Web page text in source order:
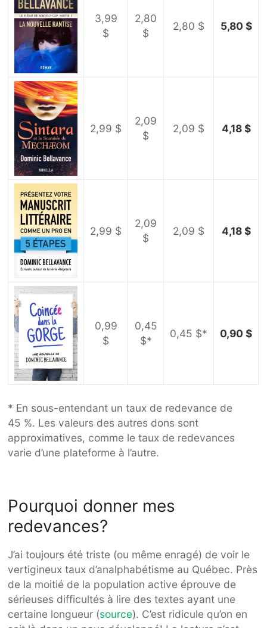
3,99
$
2,80
$
2,80 $ 5,80 $
2,99 $
2,09
$
2,09 $ 4,18 $
2,99 $
2,09
$
2,09 $ 4,18 $
0,99
$
0,45
$*
0,45 $* 0,90 $
* En sous-entendant un taux de redevance de
45 %. Les valeurs des autres dons sont
approximatives, comme le taux de redevances
varie d’une plateforme à l’autre.
Pourquoi donner mes
redevances?
J’ai toujours été triste (ou même enragé) de voir le
vertigineux taux d’analphabétisme au Québec. Près
de la moitié de la population active éprouve de
sérieuses difficultés à lire des textes ayant une
certaine longueur (source). C’est ridicule qu’on en